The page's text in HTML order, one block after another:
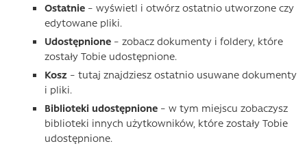
Ostatnie – wyświetl i otwórz ostatnio utworzone czy
edytowane pliki.
Udostępnione – zobacz dokumenty i foldery, które
zostały Tobie udostępnione.
Kosz – tutaj znajdziesz ostatnio usuwane dokumenty
i pliki.
Biblioteki udostępnione – w tym miejscu zobaczysz
biblioteki innych użytkowników, które zostały Tobie
udostępnione.